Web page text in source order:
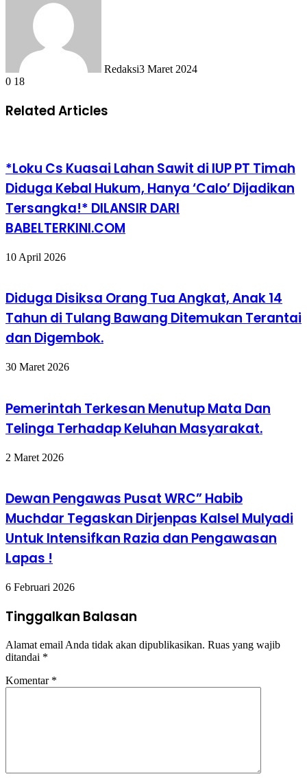
Redaksi3 Maret 2024
0 18
Related Articles
*Loku Cs Kuasai Lahan Sawit di IUP PT Timah
Diduga Kebal Hukum, Hanya ‘Calo’ Dijadikan
Tersangka!* DILANSIR DARI
BABELTERKINI.COM
10 April 2026
Diduga Disiksa Orang Tua Angkat, Anak 14
Tahun di Tulang Bawang Ditemukan Terantai
dan Digembok.
30 Maret 2026
Pemerintah Terkesan Menutup Mata Dan
Telinga Terhadap Keluhan Masyarakat.
2 Maret 2026
Dewan Pengawas Pusat WRC” Habib
Muchdar Tegaskan Dirjenpas Kalsel Mulyadi
Untuk Intensifkan Razia dan Pengawasan
Lapas !
6 Februari 2026
Tinggalkan Balasan
Alamat email Anda tidak akan dipublikasikan. Ruas yang wajib
ditandai *
Komentar *